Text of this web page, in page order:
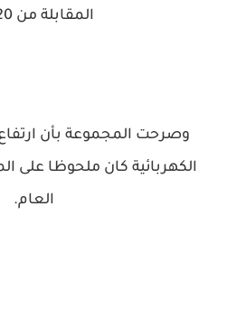
المقابلة من 2020.
وصرحت المجموعة بأن
الكهربائية كان ملحوظا على
العام.